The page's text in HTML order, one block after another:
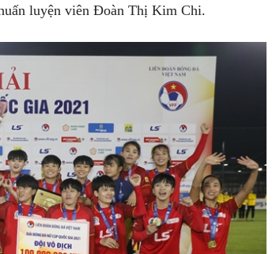
luyện viên Đoàn Thị Kim Chi.